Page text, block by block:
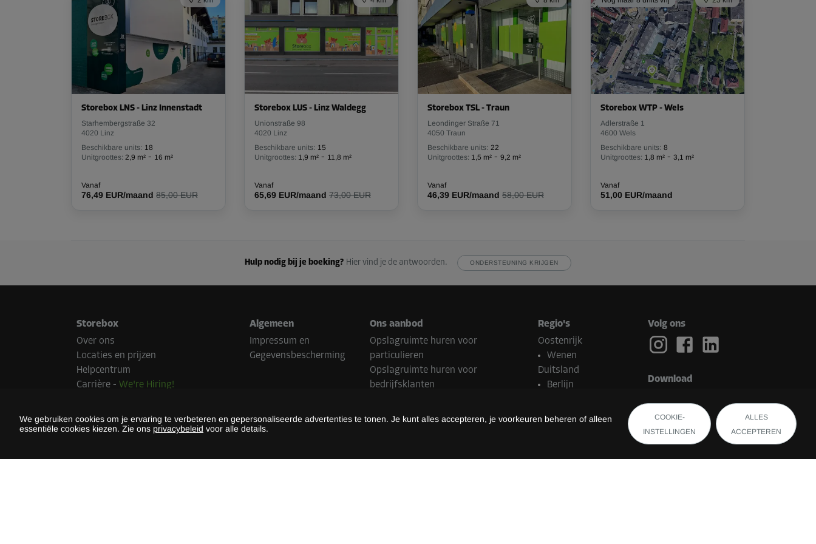
We gebruiken cookies om je ervaring te verbeteren en gepersonaliseerde advertenties te tonen. Je kunt alles accepteren, je voorkeuren beheren of alleen
essentiële cookies kiezen. Zie ons privacybeleid voor alle details.
COOKIE-
INSTELLINGEN
ALLES
ACCEPTEREN
Storebox LNS - Linz Innenstadt
Starhembergstraße 32
4020 Linz
Beschikbare units: 18
Unitgroottes: 2,9 m² - 16 m²
Vanaf
76,49 EUR/maand 85,00 EUR
Storebox LUS - Linz Waldegg
Unionstraße 98
4020 Linz
Beschikbare units: 15
Unitgroottes: 1,9 m² - 11,8 m²
Vanaf
65,69 EUR/maand 73,00 EUR
Storebox TSL - Traun
Leondinger Straße 71
4050 Traun
Beschikbare units: 22
Unitgroottes: 1,5 m² - 9,2 m²
Vanaf
46,39 EUR/maand 58,00 EUR
Storebox WTP - Wels
Adlerstraße 1
4600 Wels
Beschikbare units: 8
Unitgroottes: 1,8 m² - 3,1 m²
Vanaf
51,00 EUR/maand
Hulp nodig bij je boeking? Hier vind je de antwoorden. ONDERSTEUNING KRIJGEN
Storebox
Over ons
Locaties en prijzen
Helpcentrum
Carrière - We're Hiring!
Duurzaamheid
Algemeen
Impressum en
Gegevensbescherming
Ons aanbod
Opslagruimte huren voor
particulieren
Opslagruimte huren voor
bedrijfsklanten
Onroerend goed Contact
Regio's
Oostenrijk
Wenen
Duitsland
Berlijn
Eindhoven
Zwitserland
Volg ons
Download